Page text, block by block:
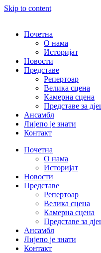
Skip to content
Почетна
О нама
Историјат
Новости
Представе
Репертоар
Велика сцена
Камерна сцена
Представе за
Ансамбл
Лијепо је знати
Контакт
Почетна
О нама
Историјат
Новости
Представе
Репертоар
Велика сцена
Камерна сцена
Представе за
Ансамбл
Лијепо је знати
Контакт